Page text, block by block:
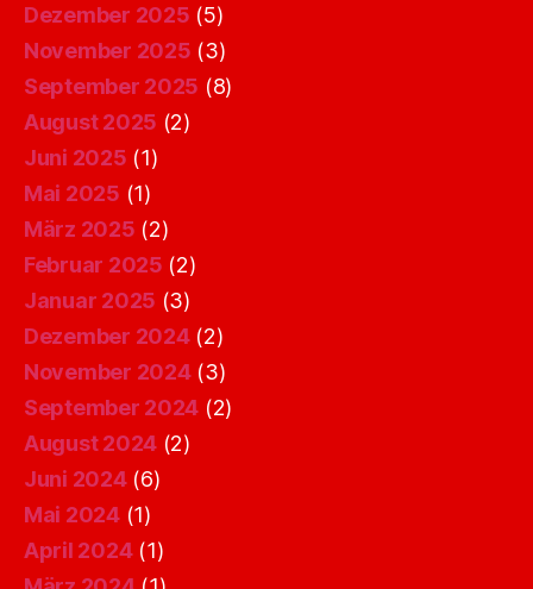
Dezember 2025 (5)
November 2025 (3)
September 2025 (8)
August 2025 (2)
Juni 2025 (1)
Mai 2025 (1)
März 2025 (2)
Februar 2025 (2)
Januar 2025 (3)
Dezember 2024(2)
November 2024(3)
September 2024 (2)
August 2024 (2)
Juni 2024(6)
Mai 2024(1)
April 2024(1)